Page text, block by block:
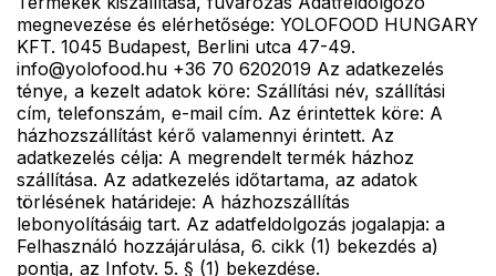
megnevezése és elérhetősége: YOLOFOOD HUNGARY
KFT. 1045 Budapest, Berlini utca 47-49.
info@yolofood.hu +36 70 6202019 Az adatkezelés
ténye, a kezelt adatok köre: Szállítási név, szállítási
cím, telefonszám, e-mail cím. Az érintettek köre: A
házhozszállítást kérő valamennyi érintett. Az
adatkezelés célja: A megrendelt termék házhoz
szállítása. Az adatkezelés időtartama, az adatok
törlésének határideje: A házhozszállítás
lebonyolításáig tart. Az adatfeldolgozás jogalapja: a
Felhasználó hozzájárulása, 6. cikk (1) bekezdés a)
pontja, az Infotv. 5. § (1) bekezdése.